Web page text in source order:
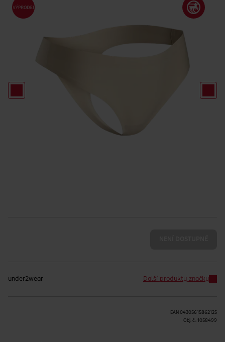
under2wear Další produkty značky
EAN 04305615862125
Obj. č.: 1058499